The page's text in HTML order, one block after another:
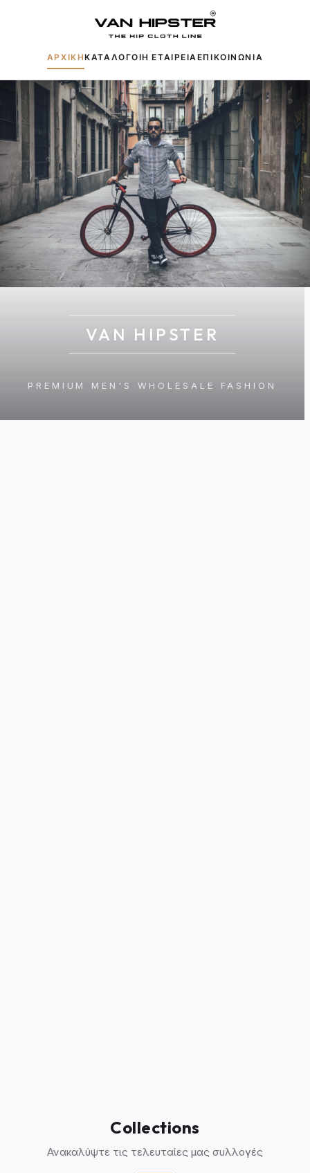
ΑΡΧΙΚΗΚΑΤΑΛΟΓΟΙΗ ΕΤΑΙΡΕΙΑΕΠΙΚΟΙΝΩΝΙΑ
Δημοφιλείς αναζητήσεις: Πουκάμισα
Μπουφάν
Παντελόνια
Πλεκτά
VAN HIPSTER
PREMIUM MEN'S WHOLESALE FASHION
Collections
Ανακαλύψτε τις τελευταίες μας συλλογές